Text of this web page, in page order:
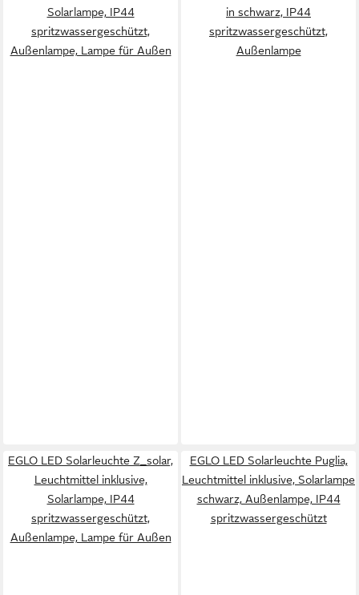
Solarlampe, IP44
spritzwassergeschützt,
Außenlampe, Lampe für Außen
in schwarz, IP44
spritzwassergeschützt,
Außenlampe
EGLO LED Solarleuchte Z_solar,
Leuchtmittel inklusive,
Solarlampe, IP44
spritzwassergeschützt,
Außenlampe, Lampe für Außen
EGLO LED Solarleuchte Puglia,
Leuchtmittel inklusive, Solarlampe
schwarz, Außenlampe, IP44
spritzwassergeschützt